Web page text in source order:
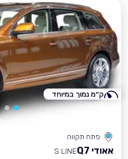
פתח תקווה
אאודי Q7
S LINE
ק״מ נמוך במיוחד